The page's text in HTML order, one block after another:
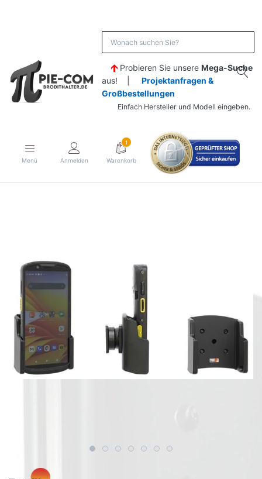
Probieren Sie unsere Mega-Suche
aus! | Projektanfragen &
Großbestellungen
Einfach Hersteller und Modell eingeben.
Menü Anmelden
1
Warenkorb